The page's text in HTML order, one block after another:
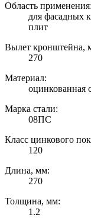
Область применения:
для фасадных
плит
Вылет кронштейна,
270
Материал:
оцинкованная
Марка стали:
08ПС
Класс цинкового
120
Длина, мм:
270
Толщина, мм:
1.2